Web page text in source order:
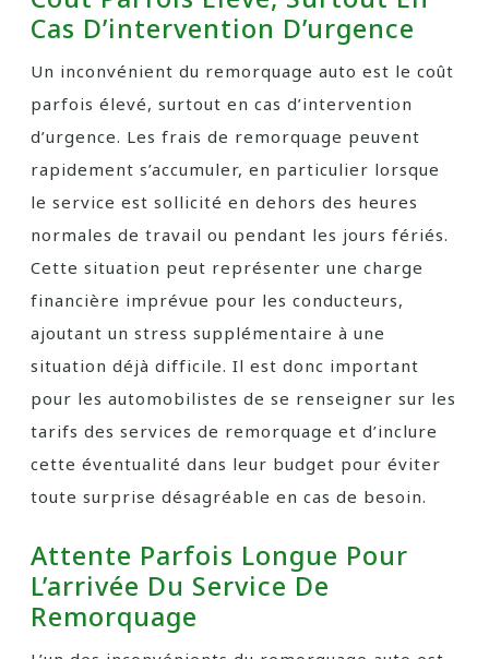
Cas D’intervention D’urgence
Un inconvénient du remorquage auto est le coût
parfois élevé, surtout en cas d’intervention
d’urgence. Les frais de remorquage peuvent
rapidement s’accumuler, en particulier lorsque
le service est sollicité en dehors des heures
normales de travail ou pendant les jours fériés.
Cette situation peut représenter une charge
financière imprévue pour les conducteurs,
ajoutant un stress supplémentaire à une
situation déjà difficile. Il est donc important
pour les automobilistes de se renseigner sur les
tarifs des services de remorquage et d’inclure
cette éventualité dans leur budget pour éviter
toute surprise désagréable en cas de besoin.
Attente Parfois Longue Pour
L’arrivée Du Service De
Remorquage